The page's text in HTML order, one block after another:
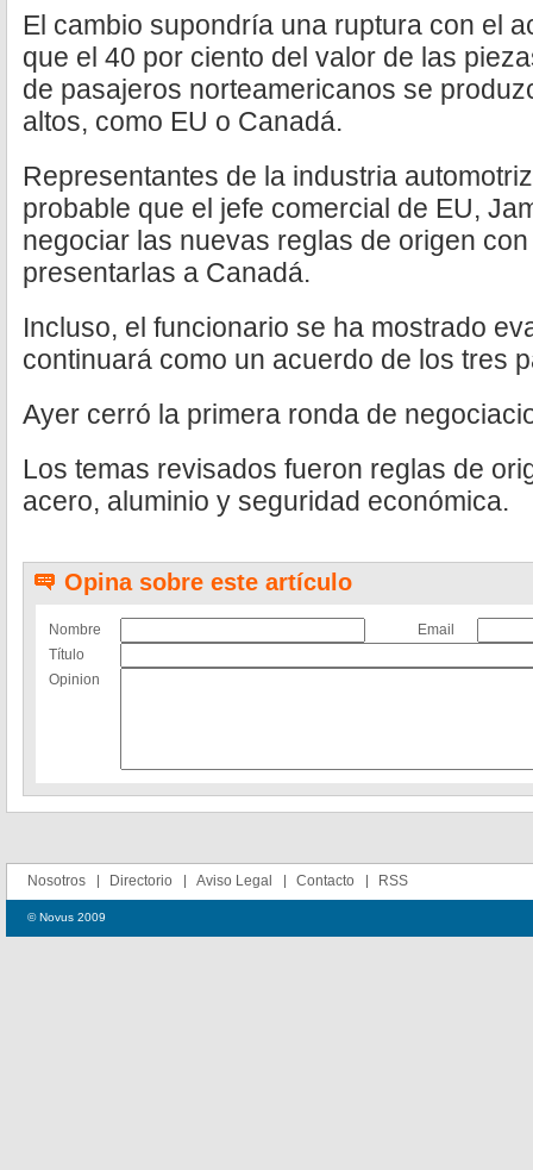
El cambio supondría una ruptura con el
que el 40 por ciento del valor de las
de pasajeros norteamericanos se
altos, como EU o Canadá.
Representantes de la industria
probable que el jefe comercial de EU,
negociar las nuevas reglas de origen
presentarlas a Canadá.
Incluso, el funcionario se ha mostrado
continuará como un acuerdo de los tres
Ayer cerró la primera ronda de
Los temas revisados fueron reglas de
acero, aluminio y seguridad económica.
Opina sobre este artículo
Nombre
Email
Título
Opinion
Nosotros Directorio Aviso Legal Contacto RSS
© Novus 2009